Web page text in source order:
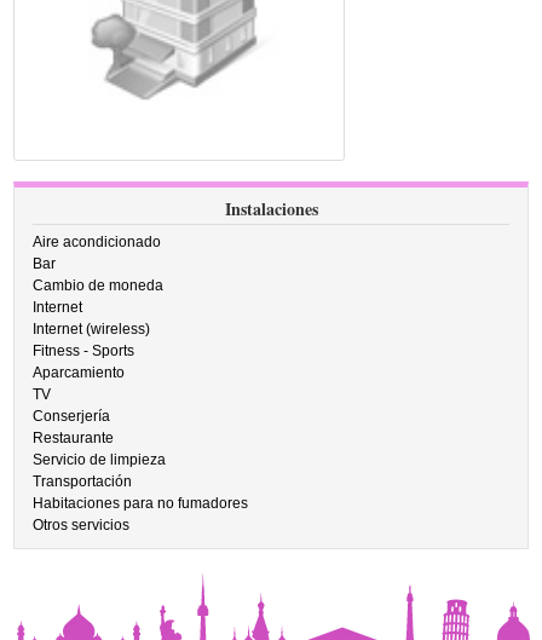
Instalaciones
Aire acondicionado
Bar
Cambio de moneda
Internet
Internet (wireless)
Fitness - Sports
Aparcamiento
TV
Conserjería
Restaurante
Servicio de limpieza
Transportación
Habitaciones para no fumadores
Otros servicios